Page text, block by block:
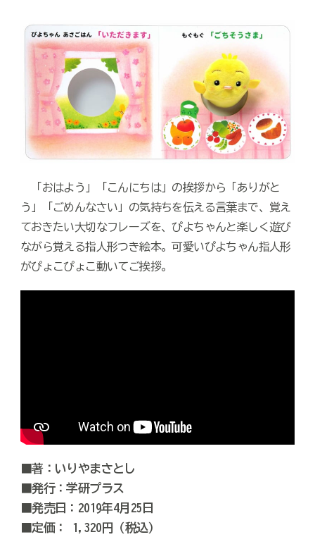
「おはよう」「こんにちは」の挨拶から「ありがと
う」「ごめんなさい」の気持ちを伝える言葉まで、覚え
ておきたい大切なフレーズを、ぴよちゃんと楽しく遊び
ながら覚える指人形つき絵本。可愛いぴよちゃん指人形
がぴょこぴょこ動いてご挨拶。
■著：いりやまさとし
■発行：学研プラス
■発売日：2019年4月25日
■定価： 1,320円（税込）